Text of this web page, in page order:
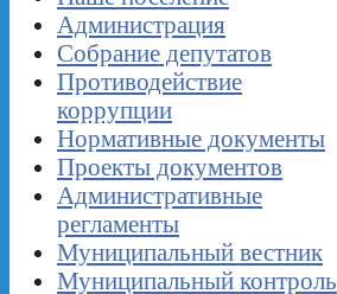
Администрация
Собрание депутатов
Противодействие
коррупции
Нормативные документы
Проекты документов
Административные
регламенты
Муниципальный вестник
Муниципальный контроль